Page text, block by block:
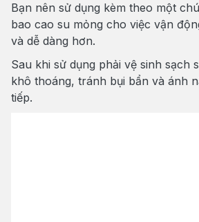
Bạn nên sử dụng kèm theo một
bao cao su mỏng cho việc vận
và dễ dàng hơn.
Sau khi sử dụng phải vệ sinh sạch
khô thoáng, tránh bụi bẩn và ánh
tiếp.